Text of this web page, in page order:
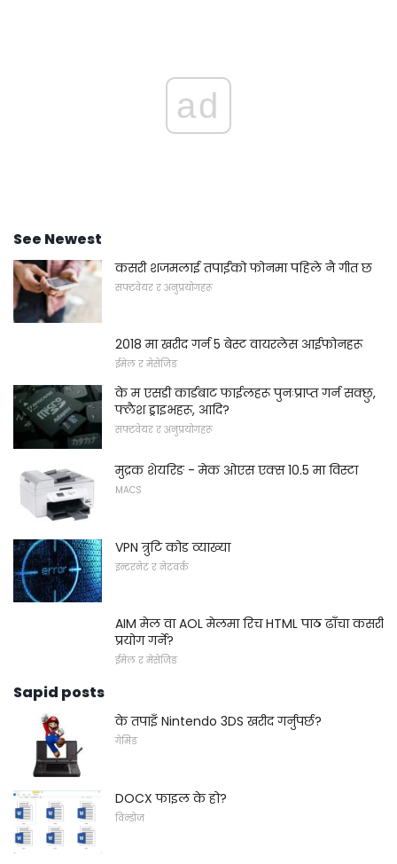
ad
See Newest
कसरी शजमलाई तपाईंको फोनमा पहिले नै गीत छ
सफ्टवेयर र अनुप्रयोगहरू
2018 मा खरीद गर्न 5 बेस्ट वायरलेस आईफोनहरू
ईमेल र मेसेजिङ
के म एसडी कार्डबाट फाईलहरू पुनःप्राप्त गर्न सक्छु,
फ्लैश ड्राइभहरू, आदि?
सफ्टवेयर र अनुप्रयोगहरू
मुद्रक शेयरिङ - मेक ओएस एक्स 10.5 मा विस्टा
MACS
VPN त्रुटि कोड व्याख्या
इन्टरनेट र नेटवर्क
AIM मेल वा AOL मेलमा रिच HTML पाठ ढाँचा कसरी
प्रयोग गर्ने?
ईमेल र मेसेजिङ
Sapid posts
के तपाइँ Nintendo 3DS खरीद गर्नुपर्छ?
गेमिङ
DOCX फाइल के हो?
विन्डोज